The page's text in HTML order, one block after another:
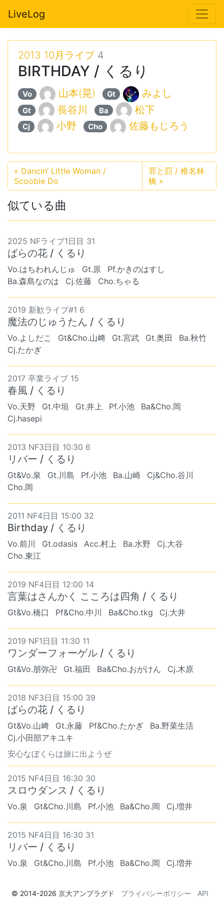
LiveLog
2013 10月ライブ4
BIRTHDAY / くるり
Vo 山本(晃) Gt みよし
Gt 長谷川 Ba 松下
Cj 小野 Cho 佐藤もじろう
« Dancin’ Little Woman /
Scoobie Do
罪と罰 / 椎名林
檎 »
似ている曲
2025 NFライブ1日目 31
ばらの花 / くるり
Vo.はちわれんじゅ Gt.原
Pf.かきのはすし
Ba.森島なのは
Cj.佐藤 Cho.ちゃる
2019 新歓ライブ#1 6
魔法のじゅうたん / くるり
Vo.よしだこ Gt&Cho.山﨑 Gt.宮武 Gt.奥田
Ba.秋竹
Cj.たかぎ
2017 卒業ライブ 15
春風 / くるり
Vo.天野 Gt.中垣 Gt.井上 Pf.小池
Ba&Cho.岡
Cj.hasepi
2013 NF3日目 10:30 6
リバー / くるり
Gt&Vo.泉 Gt.川島 Pf.小池 Ba.山崎
Cj&Cho.谷川
Cho.岡
2011 NF4日目 15:00 32
Birthday / くるり
Vo.前川 Gt.odasis Acc.村上 Ba.水野
Cj.大谷
Cho.東江
2019 NF4日目 12:00 14
言葉はさんかく こころは四角 / くるり
Gt&Vo.橋口 Pf&Cho.中川 Ba&Cho.tkg Cj.大井
2019 NF1日目 11:30 11
ワンダーフォーゲル / くるり
Gt&Vo.朋弥卍 Gt.福田 Ba&Cho.おがけん Cj.木原
2018 NF3日目 15:00 39
ばらの花 / くるり
Gt&Vo.山﨑 Gt.永藤 Pf&Cho.たかぎ
Ba.野菜生活
Cj.小田部アキユキ
安心なぼくらは旅に出ようぜ
2015 NF4日目 16:30 30
スロウダンス / くるり
Vo.泉 Gt&Cho.川島 Pf.小池 Ba&Cho.岡 Cj.増井
2015 NF4日目 16:30 31
リバー / くるり
Vo.泉 Gt&Cho.川島 Pf.小池 Ba&Cho.岡 Cj.増井
© 2014-2026 京大アンプラグド プライバシーポリシー API